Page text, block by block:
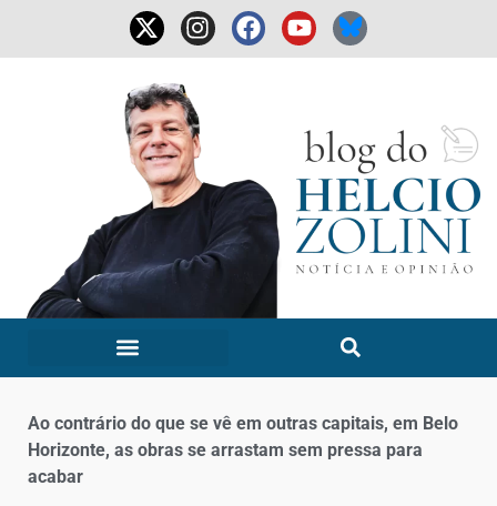
Ao contrário do que se vê em outras capitais, em Belo
Horizonte, as obras se arrastam sem pressa para
acabar